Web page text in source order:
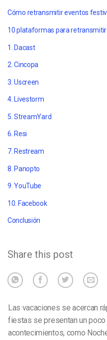
Cómo retransmitir eventos
10 plataformas para
1. Dacast
2. Cincopa
3. Uscreen
4. Livestorm
5. StreamYard
6. Resi
7. Restream
8. Panopto
9. YouTube
10. Facebook
Conclusión
Share this post
Las vacaciones se acercan
fiestas se presentan un
acontecimientos, como